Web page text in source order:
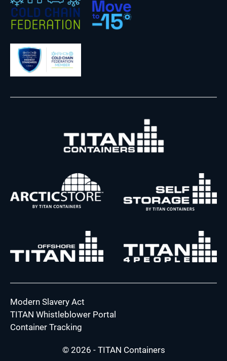
Modern Slavery Act
TITAN Whistleblower Portal
Container Tracking
© 2026 - TITAN Containers